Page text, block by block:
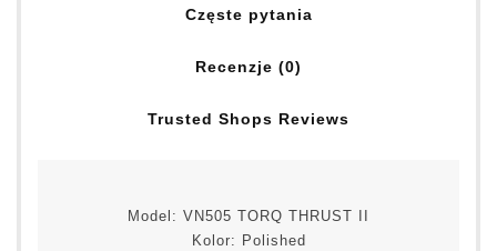
Częste pytania
Recenzje (0)
Trusted Shops Reviews
Model: VN505 TORQ THRUST II
Kolor: Polished